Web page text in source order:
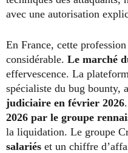
avec une autorisation
En France, cette
considérable. Le marché
effervescence. La
spécialiste du bug bounty,
judiciaire en février 2026
2026 par le groupe
la liquidation. Le groupe
salariés et un chiffre